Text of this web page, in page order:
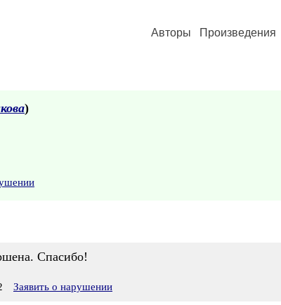
Авторы Произведения
)
Спасибо!
Заявить о нарушении